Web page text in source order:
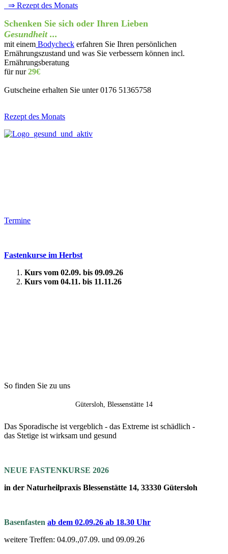
⇒ Rezept des Monats
Schenken Sie sich oder Ihren Lieben
Gesundheit ...
mit einem Bodycheck erfahren Sie Ihren persönlichen
Ernährungszustand und was Sie verbessern können incl.
Ernährungsberatung
für nur29€
Gutscheine erhalten Sie unter 0176 51365758
Rezept des Monats
Termine
Fastenkurse im Herbst
Kurs vom 02.09. bis 09.09.26
Kurs vom 04.11. bis 11.11.26
So finden Sie zu uns
Gütersloh, Blessenstätte 14
Das Sporadische ist vergeblich - das Extreme ist schädlich -
das Stetige ist wirksam und gesund
NEUE FASTENKURSE 2026
in der Naturheilpraxis Blessenstätte 14, 33330 Gütersloh
Basenfasten ab dem 02.09.26 ab 18.30 Uhr
weitere Treffen: 04.09.,07.09. und 09.09.26